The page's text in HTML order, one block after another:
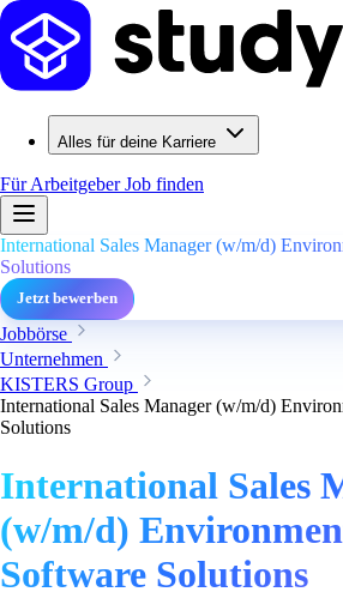
Alles für deine Karriere
Für ArbeitgeberJob finden
International Sales Manager (w/m/d)
Solutions
Jetzt bewerben
Jobbörse
Unternehmen
KISTERS Group
International Sales Manager (w/m/d)
Solutions
International Sales
(w/m/d)
Software Solutions